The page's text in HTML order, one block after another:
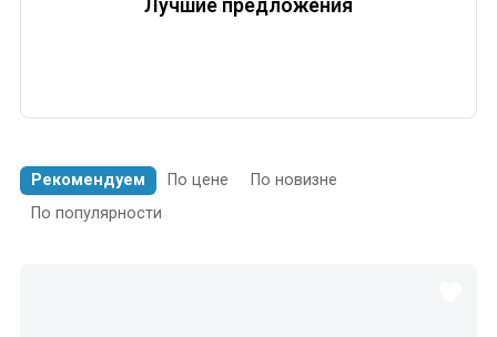
Лучшие предложения
Рекомендуем По цене
По новизне
По популярности